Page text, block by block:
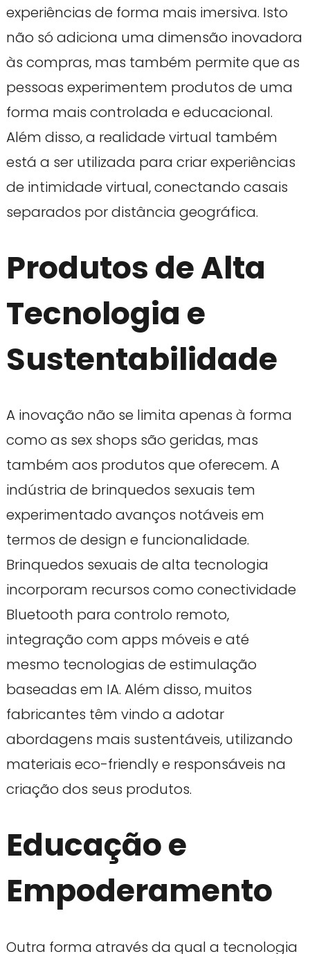
experiências de forma mais imersiva. Isto
não só adiciona uma dimensão inovadora
às compras, mas também permite que as
pessoas experimentem produtos de uma
forma mais controlada e educacional.
Além disso, a realidade virtual também
está a ser utilizada para criar experiências
de intimidade virtual, conectando casais
separados por distância geográfica.
Produtos de Alta
Tecnologia e
Sustentabilidade
A inovação não se limita apenas à forma
como as sex shops são geridas, mas
também aos produtos que oferecem. A
indústria de brinquedos sexuais tem
experimentado avanços notáveis em
termos de design e funcionalidade.
Brinquedos sexuais de alta tecnologia
incorporam recursos como conectividade
Bluetooth para controlo remoto,
integração com apps móveis e até
mesmo tecnologias de estimulação
baseadas em IA. Além disso, muitos
fabricantes têm vindo a adotar
abordagens mais sustentáveis, utilizando
materiais eco-friendly e responsáveis na
criação dos seus produtos.
Educação e
Empoderamento
Outra forma através da qual a tecnologia